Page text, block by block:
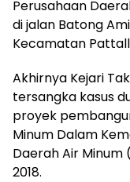
Perusahaan
di jalan Batong
Kecamatan
Akhirnya Kejari
tersangka kasus
proyek
Minum Dalam
Daerah Air
2018.